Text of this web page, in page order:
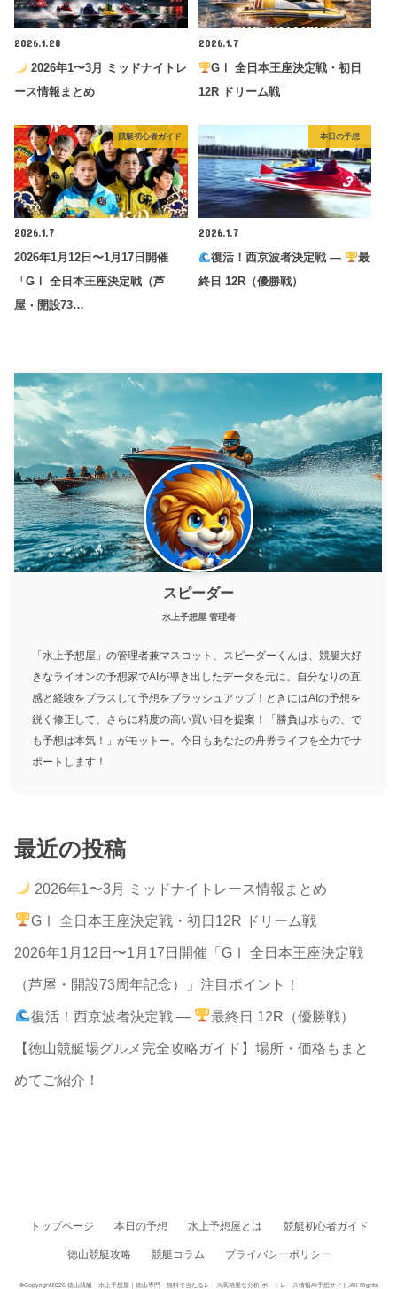
2026.1.28
2026年1〜3月 ミッドナイトレ
ース情報まとめ
2026.1.7
GⅠ 全日本王座決定戦・初日
12R ドリーム戦
競艇初心者ガイド
2026.1.7
2026年1月12日〜1月17日開催
「GⅠ 全日本王座決定戦（芦
屋・開設73…
本日の予想
2026.1.7
復活！西京波者決定戦 —
最
終日 12R（優勝戦）
スピーダー
水上予想屋 管理者
「水上予想屋」の管理者兼マスコット、スピーダーくんは、競艇大好
きなライオンの予想家でAIが導き出したデータを元に、自分なりの直
感と経験をプラスして予想をブラッシュアップ！ときにはAIの予想を
鋭く修正して、さらに精度の高い買い目を提案！「勝負は水もの、で
も予想は本気！」がモットー。今日もあなたの舟券ライフを全力でサ
ポートします！
最近の投稿
2026年1〜3月 ミッドナイトレース情報まとめ
GⅠ 全日本王座決定戦・初日12R ドリーム戦
2026年1月12日〜1月17日開催「GⅠ 全日本王座決定戦
（芦屋・開設73周年記念）」注目ポイント！
復活！西京波者決定戦 —
最終日 12R（優勝戦）
【徳山競艇場グルメ完全攻略ガイド】場所・価格もまと
めてご紹介！
トップページ 本日の予想 水上予想屋とは 競艇初心者ガイド
徳山競艇攻略 競艇コラム プライバシーポリシー
©Copyright2026 徳山競艇 水上予想屋｜徳山専門・無料で当たるレース高精度な分析 ボートレース情報AI予想サイト .All Rights